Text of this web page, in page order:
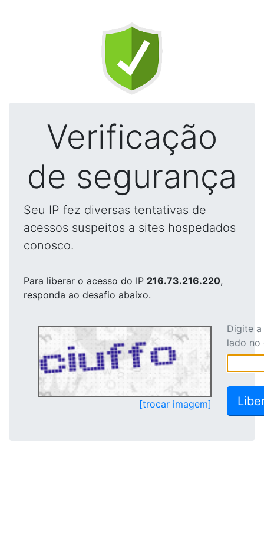
Verificação
de segurança
Seu IP fez diversas tentativas de
acessos suspeitos a sites hospedados
conosco.
Para liberar o acesso do IP 216.73.216.220,
responda ao desafio abaixo.
[trocar imagem]
Digite
lado no